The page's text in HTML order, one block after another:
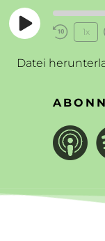
Play
Episode
1x
Datei